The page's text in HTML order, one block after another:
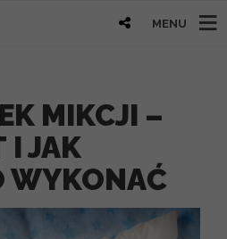
MENU
MIKCJI –
I JAK
WYKONAĆ